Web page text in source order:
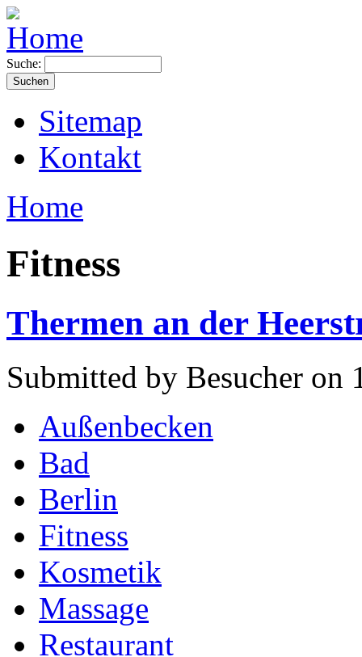
Suche:
Sitemap
Kontakt
Home
Fitness
Thermen an der
Submitted by Besucher on
Außenbecken
Bad
Berlin
Fitness
Kosmetik
Massage
Restaurant